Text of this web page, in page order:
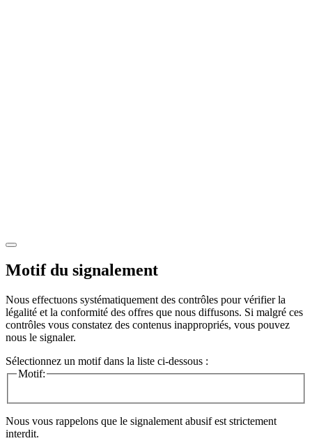
Motif du signalement
Nous effectuons systématiquement des contrôles pour vérifier la
légalité et la conformité des offres que nous diffusons. Si malgré ces
contrôles vous constatez des contenus inappropriés, vous pouvez
nous le signaler.
Sélectionnez un motif dans la liste ci-dessous :
Motif:
Nous vous rappelons que le signalement abusif est strictement
interdit.